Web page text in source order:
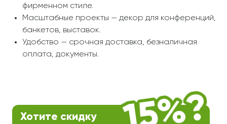
фирменном стиле.
Масштабные проекты — декор для конференций,
банкетов, выставок.
Удобство — срочная доставка, безналичная
оплата, документы.
Хотите скидку